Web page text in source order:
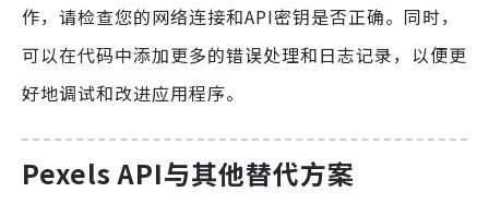
作，请检查您的网络连接和API密钥是否正确。同时，
可以在代码中添加更多的错误处理和日志记录，以便更
好地调试和改进应用程序。
Pexels API与其他替代方案